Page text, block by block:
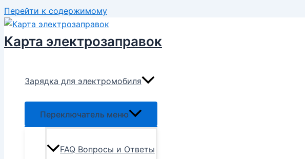
Перейти к содержимому
Карта электрозаправок
Зарядка для электромобиля
Переключатель меню
FAQ Вопросы и Ответы